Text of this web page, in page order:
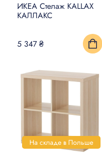
ИКЕА Стелаж KALLAX
КАЛЛАКС
5 347 ₴
На складе в Польше